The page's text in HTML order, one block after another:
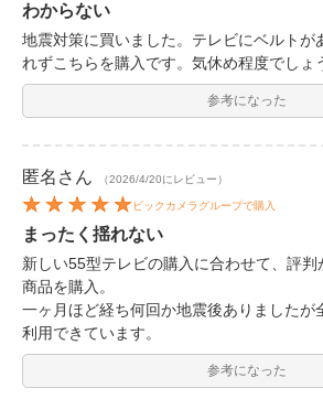
わからない
地震対策に買いました。テレビにベルトが
れずこちらを購入です。気休め程度でしょ
参考になった
匿名 さん （2026/4/20にレビュー）
ビックカメラグループで購入
まったく揺れない
新しい55型テレビの購入に合わせて、評
商品を購入。
一ヶ月ほど経ち何回か地震後ありましたが
利用できています。
参考になった